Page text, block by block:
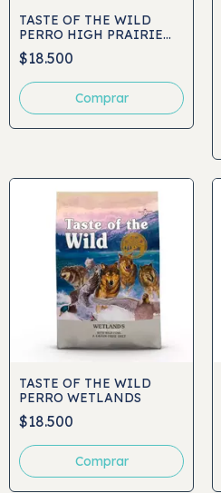
TASTE OF THE WILD
PERRO HIGH PRAIRIE
ADULT
$18.500
Comprar
TASTE OF THE WILD
PERRO WETLANDS
$18.500
Comprar